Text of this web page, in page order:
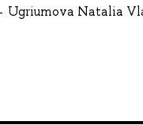
Ugriumova Natalia